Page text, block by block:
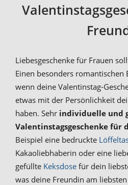
Liebesgeschenke für Frauen
Einen besonders romantischen
wenn deine Valentinstag-
etwas mit der Persönlichkeit
haben. Sehr individuelle und
Valentinstagsgeschenke für
Beispiel eine bedruckte
Kakaoliebhaberin oder eine
gefüllte Keksdose für dein
was deine Freundin am